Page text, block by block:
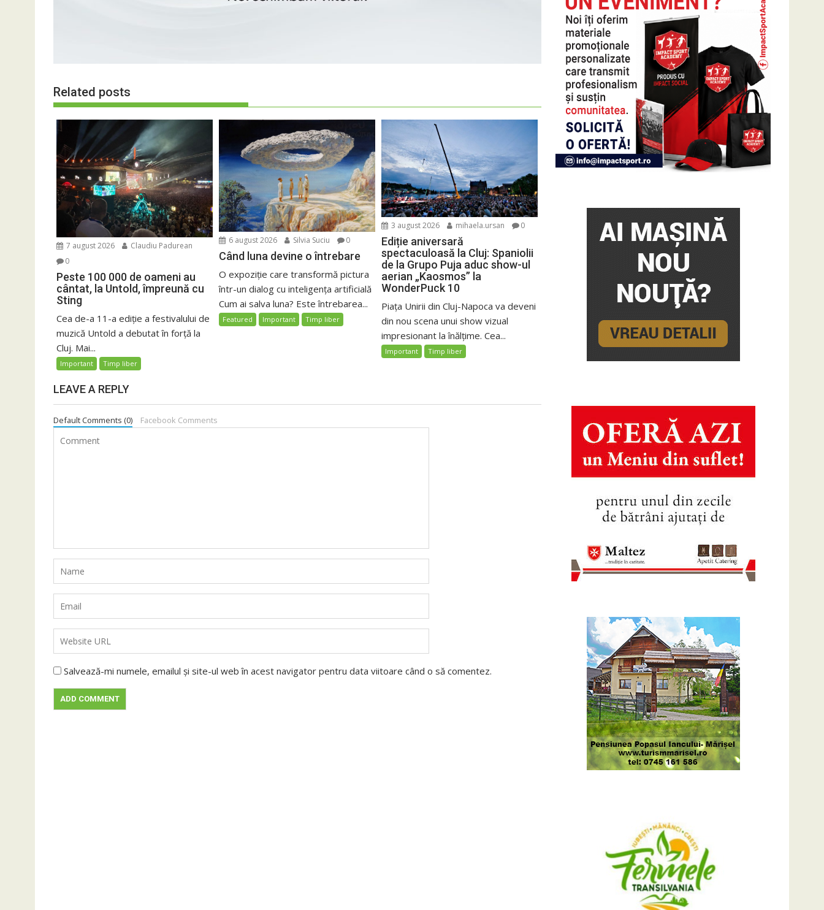
Related posts
7 august 2026
Claudiu Padurean
0
Peste 100 000 de oameni au
cântat, la Untold, împreună cu
Sting
Cea de-a 11-a ediție a festivalului de
muzică Untold a debutat în forță la
Cluj. Mai...
Important Timp liber
6 august 2026 Silvia Suciu 0
Când luna devine o întrebare
O expoziție care transformă pictura
într-un dialog cu inteligența artificială
Cum ai salva luna? Este întrebarea...
Featured Important Timp liber
3 august 2026 mihaela.ursan 0
Ediție aniversară
spectaculoasă la Cluj: Spaniolii
de la Grupo Puja aduc show-ul
aerian „Kaosmos” la
WonderPuck 10
Piața Unirii din Cluj-Napoca va deveni
din nou scena unui show vizual
impresionant la înălțime. Cea...
Important Timp liber
LEAVE A REPLY
Default Comments (0) Facebook Comments
Salvează-mi numele, emailul și site-ul web în acest navigator pentru data viitoare când o să comentez.